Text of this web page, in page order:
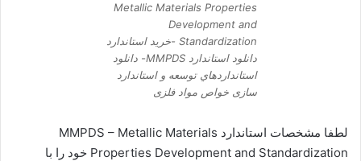
Metallic Materials Properties
Development and
Standardization -خرید استاندارد
دانلود استاندارد MMPDS- دانلود
استانداردهاي توسعه و استاندارد
سازی خواص مواد فلزی
لطفا مشخصات استاندارد MMPDS – Metallic Materials
Properties Development and Standardization خود را با